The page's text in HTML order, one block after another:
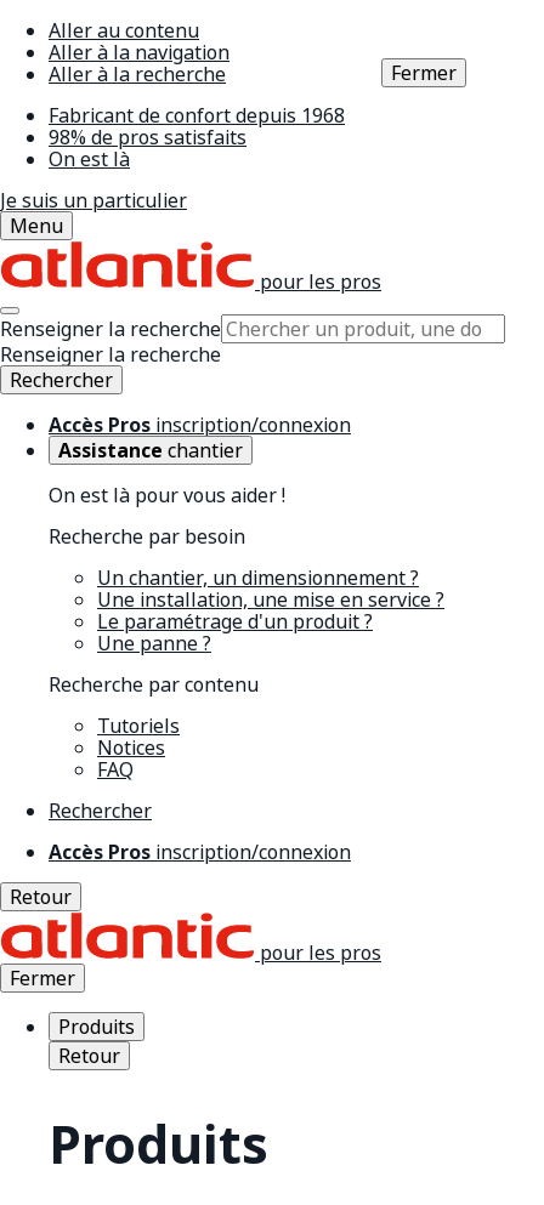
Aller au contenu
Aller à la navigation
Aller à la recherche
Fabricant de confort depuis 1968
98% de pros satisfaits
On est là
Je suis un particulier
Menu
pour les pros
Renseigner la recherche
Renseigner la recherche
Rechercher
Accès Pros inscription/connexion
Assistance chantier
On est là pour vous aider !
Recherche par besoin
Un chantier, un dimensionnement ?
Une installation, une mise en service ?
Le paramétrage d'un produit ?
Une panne ?
Recherche par contenu
Tutoriels
Notices
FAQ
Rechercher
Accès Pros inscription/connexion
Retour
pour les pros
Fermer
Produits
Retour
Produits
Fermer